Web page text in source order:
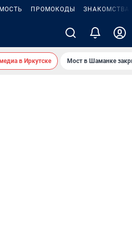
ПРОМОКОДЫ ЗНАКОМСТВА
в Иркутске Мост в Шаманке